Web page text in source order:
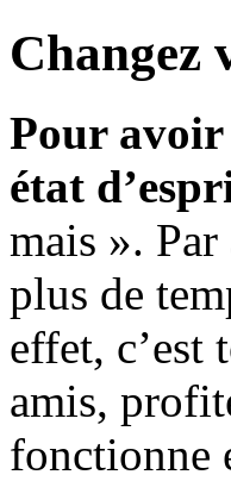
Changez
Pour avoir
état
mais ».
plus de
effet, c’est
amis,
fonctionne